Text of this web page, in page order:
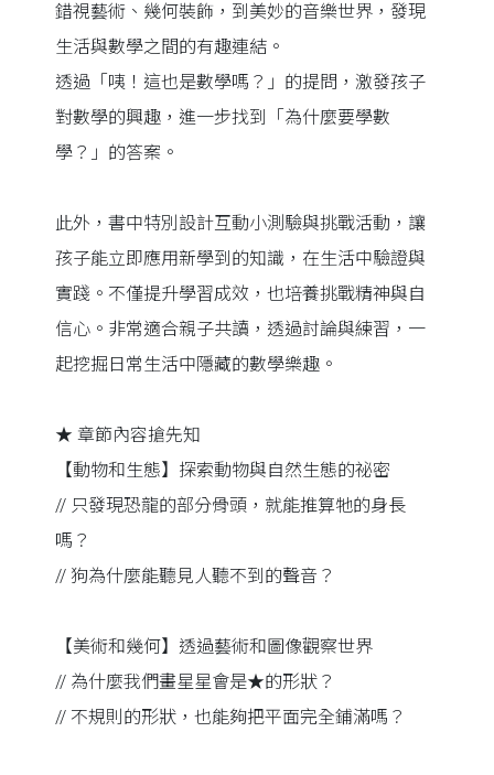
錯視藝術、幾何裝飾，到美妙的音樂世界，發現
生活與數學之間的有趣連結。
透過「咦！這也是數學嗎？」的提問，激發孩子
對數學的興趣，進一步找到「為什麼要學數
學？」的答案。
此外，書中特別設計互動小測驗與挑戰活動，讓
孩子能立即應用新學到的知識，在生活中驗證與
實踐。不僅提升學習成效，也培養挑戰精神與自
信心。非常適合親子共讀，透過討論與練習，一
起挖掘日常生活中隱藏的數學樂趣。
★ 章節內容搶先知
【動物和生態】探索動物與自然生態的祕密
// 只發現恐龍的部分骨頭，就能推算牠的身長
嗎？
// 狗為什麼能聽見人聽不到的聲音？
【美術和幾何】透過藝術和圖像觀察世界
// 為什麼我們畫星星會是★的形狀？
// 不規則的形狀，也能夠把平面完全鋪滿嗎？